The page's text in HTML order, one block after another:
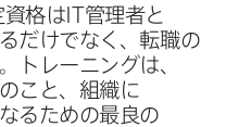
資格は IT管理者と​
だけでなく、​転職の​
トレーニングは、​
こと、​組織に​
る​ための​最良の​